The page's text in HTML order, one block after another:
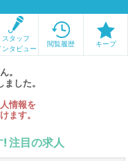
スタッフ
ンタビュー
閲覧履歴 キープ
。
した。
情報を
ます。
注目の求人